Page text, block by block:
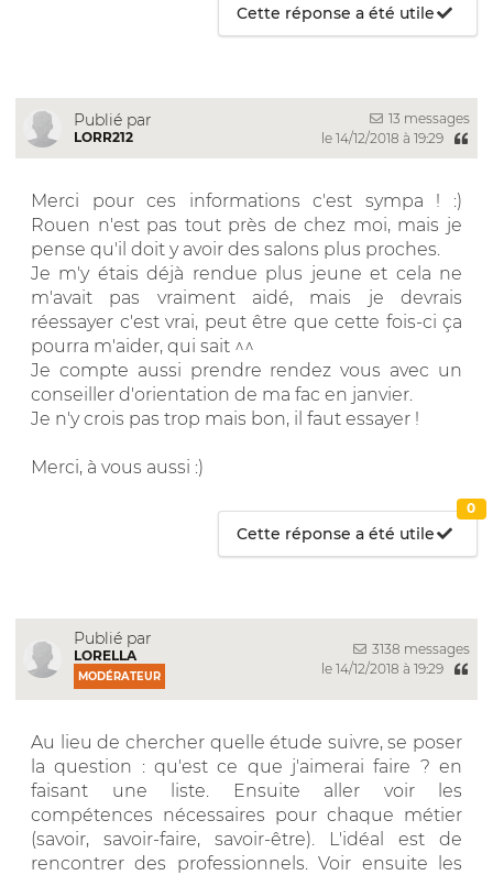
Cette réponse a été utile
Publié par
LORR212
13 messages
le 14/12/2018 à 19:29
Merci pour ces informations c'est sympa ! :)
Rouen n'est pas tout près de chez moi, mais je
pense qu'il doit y avoir des salons plus proches.
Je m'y étais déjà rendue plus jeune et cela ne
m'avait pas vraiment aidé, mais je devrais
réessayer c'est vrai, peut être que cette fois-ci ça
pourra m'aider, qui sait ^^
Je compte aussi prendre rendez vous avec un
conseiller d'orientation de ma fac en janvier.
Je n'y crois pas trop mais bon, il faut essayer !
Merci, à vous aussi :)
Cette réponse a été utile
0
Publié par
LORELLA
MODÉRATEUR
3138 messages
le 14/12/2018 à 19:29
Au lieu de chercher quelle étude suivre, se poser
la question : qu'est ce que j'aimerai faire ? en
faisant une liste. Ensuite aller voir les
compétences nécessaires pour chaque métier
(savoir, savoir-faire, savoir-être). L'idéal est de
rencontrer des professionnels. Voir ensuite les